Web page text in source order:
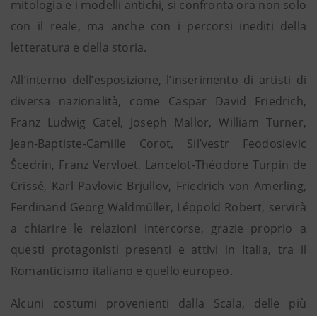
mitologia e i modelli antichi, si confronta ora non solo
con il reale, ma anche con i percorsi inediti della
letteratura e della storia.
All’interno dell’esposizione, l’inserimento di artisti di
diversa nazionalità, come Caspar David Friedrich,
Franz Ludwig Catel, Joseph Mallor, William Turner,
Jean-Baptiste-Camille Corot, Sil’vestr Feodosievic
Šcedrin, Franz Vervloet, Lancelot-Théodore Turpin de
Crissé, Karl Pavlovic Brjullov, Friedrich von Amerling,
Ferdinand Georg Waldmüller, Léopold Robert, servirà
a chiarire le relazioni intercorse, grazie proprio a
questi protagonisti presenti e attivi in Italia, tra il
Romanticismo italiano e quello europeo.
Alcuni costumi provenienti dalla Scala, delle più